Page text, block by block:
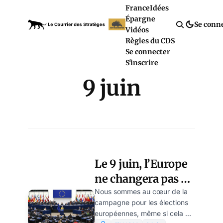
FranceIdées
Épargne
Vidéos
Règles du CDS
Se connecter
S'inscrire
Se
9 juin
Le 9 juin, l’Europe
ne changera pas de
couleur politique,
par Yves-Marie
Nous sommes au cœur de la
campagne pour les élections
européennes, même si cela ne